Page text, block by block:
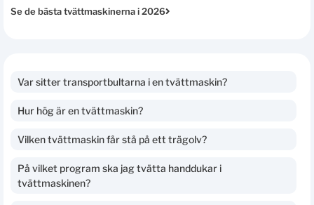
Se de bästa tvättmaskinerna i 2026
Var sitter transportbultarna i en tvättmaskin?
Hur hög är en tvättmaskin?
Vilken tvättmaskin får stå på ett trägolv?
På vilket program ska jag tvätta handdukar i
tvättmaskinen?